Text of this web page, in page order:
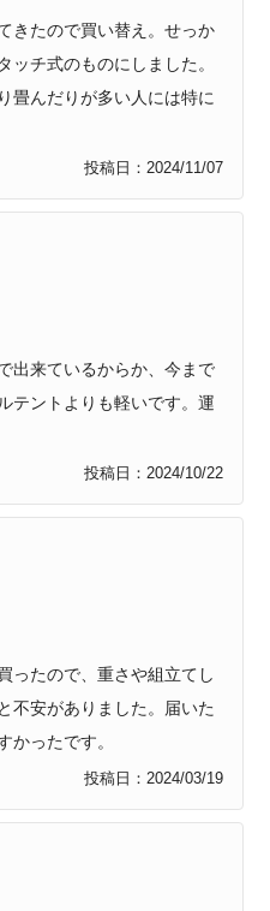
投稿日 2024/11/07
きたので買い替え。せっか
ッチ式のものにしました。
畳んだりが多い人には特に
投稿日 2024/10/22
出来ているからか、今まで
テントよりも軽いです。運
投稿日 2024/03/19
ったので、重さや組立てし
不安がありました。届いた
かったです。